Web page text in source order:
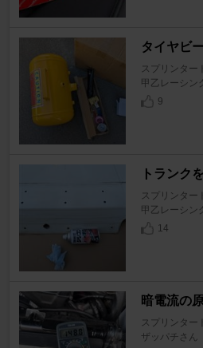
タイヤビ
スプリンター
甲乙レーシン
9
トランク
スプリンター
甲乙レーシン
14
暗電流の
スプリンター
ザッパチさん